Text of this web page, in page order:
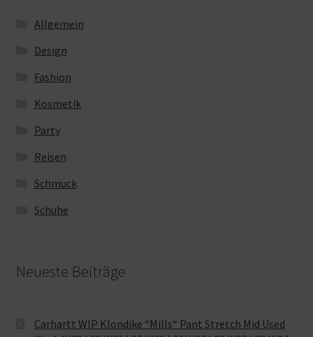
Allgemein
Design
Fashion
Kosmetik
Party
Reisen
Schmuck
Schuhe
Neueste Beiträge
Carhartt WIP Klondike “Mills“ Pant Stretch Mid Used